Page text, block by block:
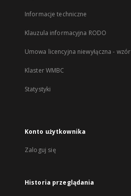
Informacje techniczne
Klauzula informacyjna RODO
Umowa licencyjna niewyłączna - wzór
Klaster WMBC
Statystyki
Konto użytkownika
Zaloguj się
Historia przeglądania